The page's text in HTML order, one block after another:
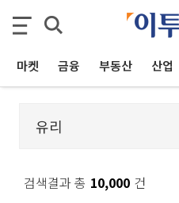
마켓 금융 부동산 산업
검색결과 총 10,000 건